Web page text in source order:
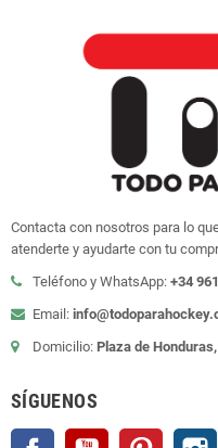
Contacta con nosotros para lo
atenderte y ayudarte con tu
Teléfono y WhatsApp: +34
Email:
Domicilio: Plaza de
SÍGUENOS
Facebook YouTube Pinterest